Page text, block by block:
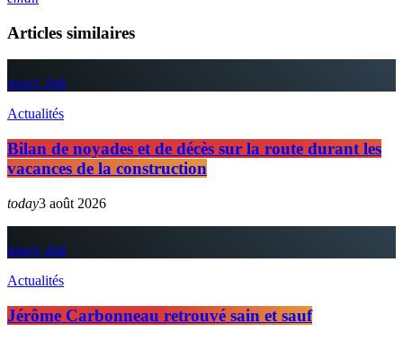
Articles similaires
insert_link
Actualités
Bilan de noyades et de décès sur la route durant les
vacances de la construction
today3 août 2026
insert_link
Actualités
Jérôme Carbonneau retrouvé sain et sauf